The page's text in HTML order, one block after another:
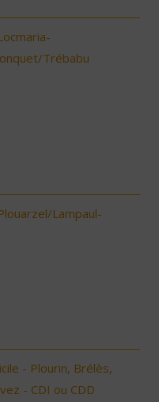
Trébabu
Lampaul-
- Plourin, Brélès,
- CDI ou CDD